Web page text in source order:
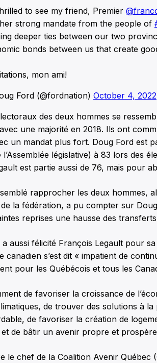
to see my friend, Premier
strong mandate from the people of
deeper ties between our two
bonds between us that create
mon ami!
Ford (@fordnation) October 4, 2022
des deux hommes se
une majorité en 2018. Ils ont
un mandat plus fort. Doug Ford est
législative) à 83 lors des
est partie aussi de 76, mais pour
rapprocher les deux hommes,
la fédération, a pu compter sur
reprises une hausse des
aussi félicité François Legault pour
canadien s’est dit « impatient de
pour les Québécois et tous les
de favoriser la croissance de
de trouver des solutions à
de favoriser la création de
de bâtir un avenir propre et
le chef de la Coalition Avenir Québec